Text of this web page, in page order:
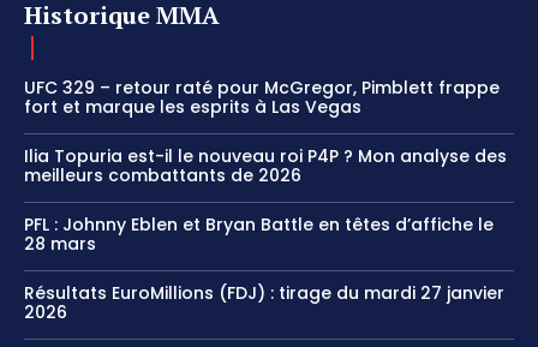
Historique MMA
UFC 329 – retour raté pour McGregor, Pimblett frappe
fort et marque les esprits à Las Vegas
Ilia Topuria est-il le nouveau roi P4P ? Mon analyse des
meilleurs combattants de 2026
PFL : Johnny Eblen et Bryan Battle en têtes d’affiche le
28 mars
Résultats EuroMillions (FDJ) : tirage du mardi 27 janvier
2026